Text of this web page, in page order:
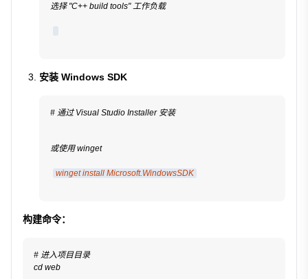
选择 "C++ build tools" 工作负载
安装 Windows SDK
# 通过 Visual Studio Installer 安装
或使用 winget
winget install Microsoft.WindowsSDK
构建命令：
# 进入项目目录
cd web